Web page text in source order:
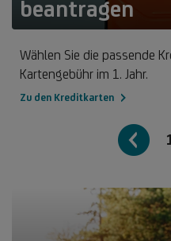
beantragen
Wählen Sie die passende
Kartengebühr im 1. Jahr.
Zu den Kreditkarten